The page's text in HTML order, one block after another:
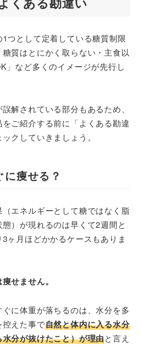
つとして定着している糖質制限
質はとにかく取らない・主食以
」など多くのイメージが先行し
解されている部分もあるため、
ご紹介する前に「よくある勘違
クしていきましょう。
痩せる？
エネルギーとして糖ではなく脂
）が現れるのは早くて2週間と
ヶ月ほどかかるケースもありま
せません。
に体重が落ちるのは、水分を多
控えた事で自然と体内に入る水分
分が抜けたこと）が理由と言え